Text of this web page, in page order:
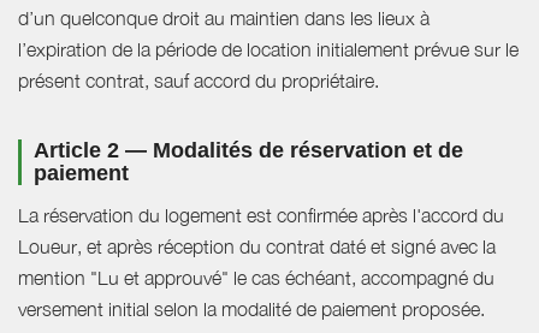
d’un quelconque droit au maintien dans les lieux à
l’expiration de la période de location initialement prévue sur le
présent contrat, sauf accord du propriétaire.
Article 2 — Modalités de réservation et de
paiement
La réservation du logement est confirmée après l'accord du
Loueur, et après réception du contrat daté et signé avec la
mention "Lu et approuvé" le cas échéant, accompagné du
versement initial selon la modalité de paiement proposée.